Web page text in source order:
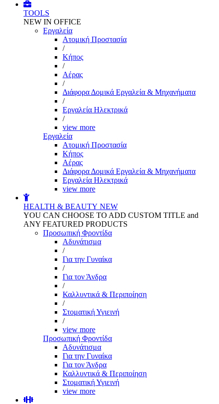
TOOLS
NEW IN OFFICE
Εργαλεία
Aτομική Προστασία
/
Kήπος
/
Αέρας
/
Διάφορα Δομικά Εργαλεία & Μηχανήματα
/
Εργαλεία Ηλεκτρικά
/
view more
Εργαλεία
Aτομική Προστασία
Kήπος
Αέρας
Διάφορα Δομικά Εργαλεία & Μηχανήματα
Εργαλεία Ηλεκτρικά
view more
HEALTH & BEAUTY NEW
YOU CAN CHOOSE TO ADD CUSTOM TITLE and
ANY FEATURED PRODUCTS
Προσωπική Φροντίδα
Αδυνάτισμα
/
Για την Γυναίκα
/
Για τον Άνδρα
/
Καλλυντικά & Περιποίηση
/
Στοματική Υγιεινή
/
view more
Προσωπική Φροντίδα
Αδυνάτισμα
Για την Γυναίκα
Για τον Άνδρα
Καλλυντικά & Περιποίηση
Στοματική Υγιεινή
view more